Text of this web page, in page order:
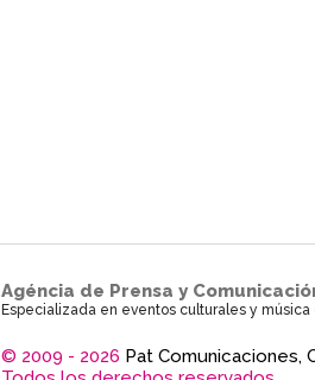
Agéncia de Prensa y
Especializada en eventos culturales y
© 2009 - 2026 Pat Comunicaciones,